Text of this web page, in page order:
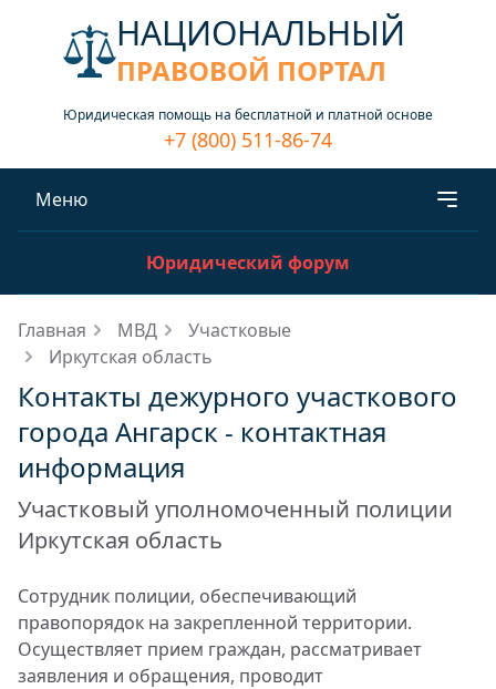
НАЦИОНАЛЬНЫЙ
ПРАВОВОЙ ПОРТАЛ
Юридическая помощь на бесплатной и платной основе
+7 (800) 511-86-74
Меню
Юридический форум
Главная МВД
Участковые
Иркутская область
Контакты дежурного участкового
города Ангарск - контактная
информация
Участковый уполномоченный полиции
Иркутская область
Сотрудник полиции, обеспечивающий
правопорядок на закрепленной территории.
Осуществляет прием граждан, рассматривает
заявления и обращения, проводит